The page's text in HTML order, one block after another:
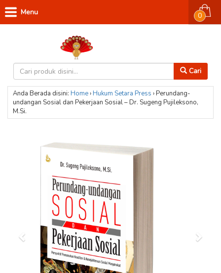
Cari
0
Menu
Anda Berada disini: Home›Hukum Setara Press ›Perundang-
undangan Sosial dan Pekerjaan Sosial – Dr. Sugeng Pujileksono,
M.Si.